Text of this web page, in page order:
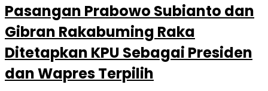
Pasangan Prabowo Subianto dan
Gibran Rakabuming Raka
Ditetapkan KPU Sebagai Presiden
dan Wapres Terpilih